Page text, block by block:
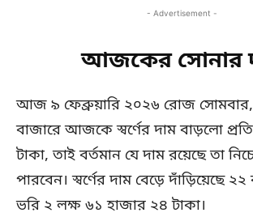
- Advertisement -
আজকের সোনার
আজ ৯ ফেব্রুয়ারি ২০২৬ রোজ সোমবার,
বাজারে আজকে স্বর্ণের দাম বাড়লো
টাকা, তাই বর্তমান যে দাম রয়েছে তা
পারবেন। স্বর্ণের দাম বেড়ে দাঁড়িয়েছে
ভরি ২ লক্ষ ৬১ হাজার ২৪ টাকা।